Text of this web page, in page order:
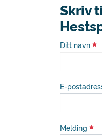
Skriv
Ditt navn
E-
Melding